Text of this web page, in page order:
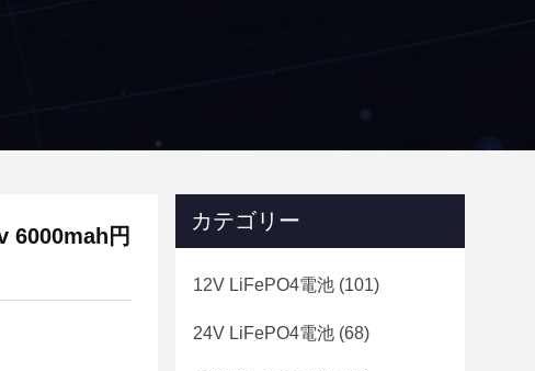
6000mah円
カテゴリー
12V LiFePO4電池 (101)
24V LiFePO4電池 (68)